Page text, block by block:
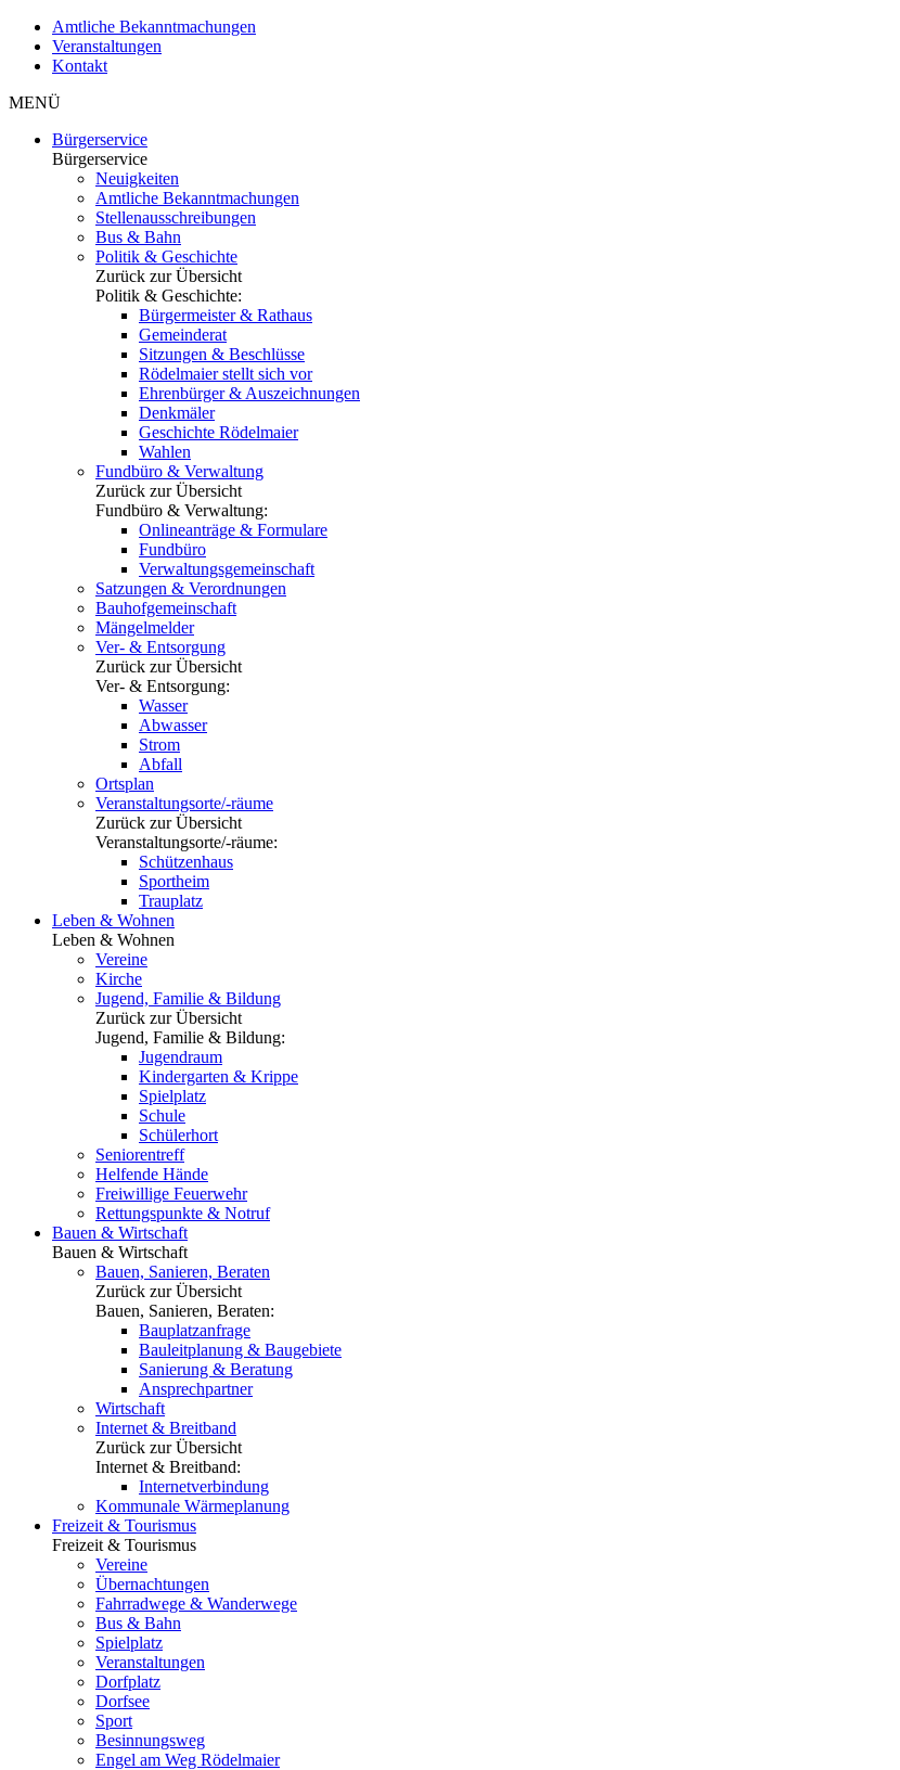
Amtliche Bekanntmachungen
Veranstaltungen
Kontakt
MENÜ
Bürgerservice
Bürgerservice
Neuigkeiten
Amtliche Bekanntmachungen
Stellenausschreibungen
Bus & Bahn
Politik & Geschichte
Zurück zur Übersicht
Politik & Geschichte:
Bürgermeister & Rathaus
Gemeinderat
Sitzungen & Beschlüsse
Rödelmaier stellt sich vor
Ehrenbürger & Auszeichnungen
Denkmäler
Geschichte Rödelmaier
Wahlen
Fundbüro & Verwaltung
Zurück zur Übersicht
Fundbüro & Verwaltung:
Onlineanträge & Formulare
Fundbüro
Verwaltungsgemeinschaft
Satzungen & Verordnungen
Bauhofgemeinschaft
Mängelmelder
Ver- & Entsorgung
Zurück zur Übersicht
Ver- & Entsorgung:
Wasser
Abwasser
Strom
Abfall
Ortsplan
Veranstaltungsorte/-räume
Zurück zur Übersicht
Veranstaltungsorte/-räume:
Schützenhaus
Sportheim
Trauplatz
Leben & Wohnen
Leben & Wohnen
Vereine
Kirche
Jugend, Familie & Bildung
Zurück zur Übersicht
Jugend, Familie & Bildung:
Jugendraum
Kindergarten & Krippe
Spielplatz
Schule
Schülerhort
Seniorentreff
Helfende Hände
Freiwillige Feuerwehr
Rettungspunkte & Notruf
Bauen & Wirtschaft
Bauen & Wirtschaft
Bauen, Sanieren, Beraten
Zurück zur Übersicht
Bauen, Sanieren, Beraten:
Bauplatzanfrage
Bauleitplanung & Baugebiete
Sanierung & Beratung
Ansprechpartner
Wirtschaft
Internet & Breitband
Zurück zur Übersicht
Internet & Breitband:
Internetverbindung
Kommunale Wärmeplanung
Freizeit & Tourismus
Freizeit & Tourismus
Vereine
Übernachtungen
Fahrradwege & Wanderwege
Bus & Bahn
Spielplatz
Veranstaltungen
Dorfplatz
Dorfsee
Sport
Besinnungsweg
Engel am Weg Rödelmaier